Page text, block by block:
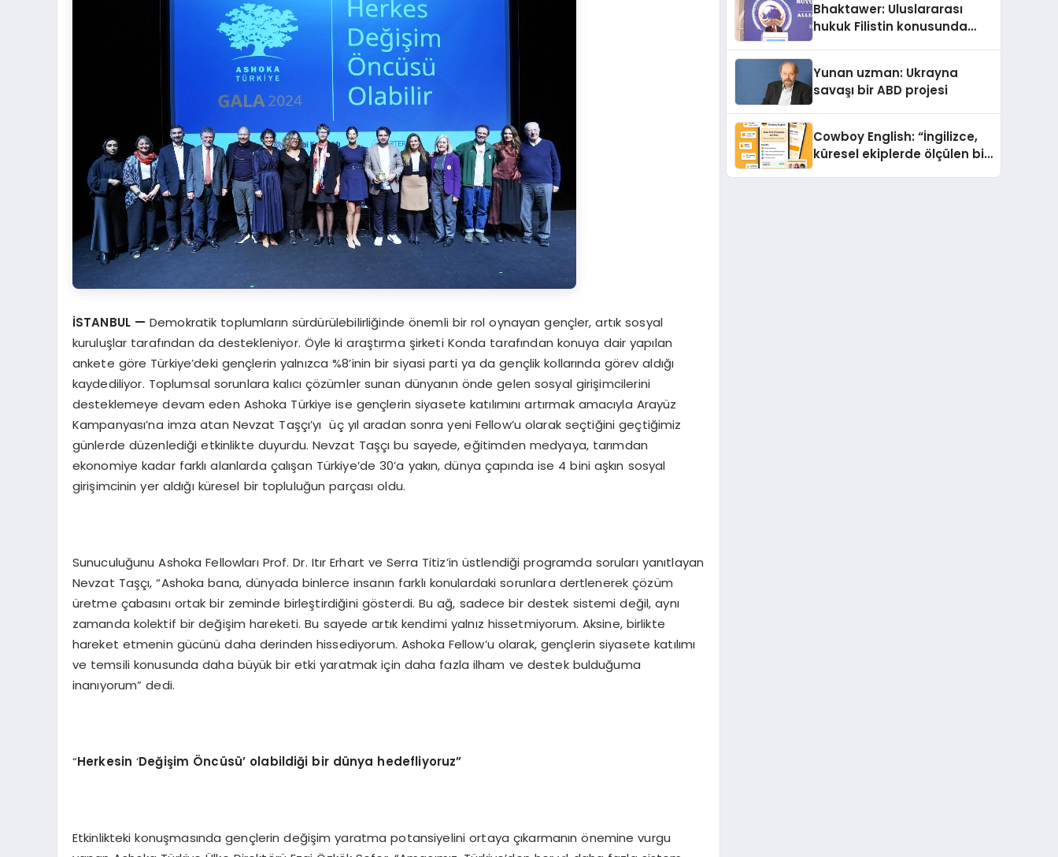
İSTANBUL — Demokratik toplumların sürdürülebilirliğinde önemli bir rol oynayan gençler, artık sosyal
kuruluşlar tarafından da destekleniyor. Öyle ki araştırma şirketi Konda tarafından konuya dair yapılan
ankete göre Türkiye’deki gençlerin yalnızca %8’inin bir siyasi parti ya da gençlik kollarında görev aldığı
kaydediliyor. Toplumsal sorunlara kalıcı çözümler sunan dünyanın önde gelen sosyal girişimcilerini
desteklemeye devam eden Ashoka Türkiye ise gençlerin siyasete katılımını artırmak amacıyla Arayüz
Kampanyası’na imza atan Nevzat Taşçı’yı üç yıl aradan sonra yeni Fellow’u olarak seçtiğini geçtiğimiz
günlerde düzenlediği etkinlikte duyurdu. Nevzat Taşçı bu sayede, eğitimden medyaya, tarımdan
ekonomiye kadar farklı alanlarda çalışan Türkiye’de 30’a yakın, dünya çapında ise 4 bini aşkın sosyal
girişimcinin yer aldığı küresel bir topluluğun parçası oldu.
Sunuculuğunu Ashoka Fellowları Prof. Dr. Itır Erhart ve Serra Titiz’in üstlendiği programda soruları yanıtlayan
Nevzat Taşçı, “Ashoka bana, dünyada binlerce insanın farklı konulardaki sorunlara dertlenerek çözüm
üretme çabasını ortak bir zeminde birleştirdiğini gösterdi. Bu ağ, sadece bir destek sistemi değil, aynı
zamanda kolektif bir değişim hareketi. Bu sayede artık kendimi yalnız hissetmiyorum. Aksine, birlikte
hareket etmenin gücünü daha derinden hissediyorum. Ashoka Fellow’u olarak, gençlerin siyasete katılımı
ve temsili konusunda daha büyük bir etki yaratmak için daha fazla ilham ve destek bulduğuma
inanıyorum” dedi.
“Herkesin‘Değişim Öncüsü’ olabildiği bir dünya hedefliyoruz”
Etkinlikteki konuşmasında gençlerin değişim yaratma potansiyelini ortaya çıkarmanın önemine vurgu
Sindirildiğini Ortaya Koydu
Bhaktawer: Uluslararası
hukuk Filistin konusunda
Yunan uzman: Ukrayna
savaşı bir ABD projesi
Cowboy English: “İngilizce,
küresel ekiplerde ölçülen bir